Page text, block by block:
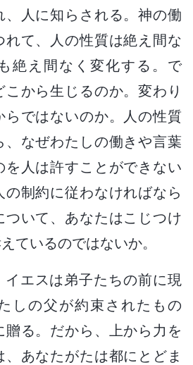
、人に知らされる。神の働
れて、人の性質は絶え間な
絶え間なく変化する。で
から生じるのか。変わり
らではないのか。人の性質
、なぜわたしの働きや言葉
を人は許すことができない
制約に従わなければなら
ついて、あなたはこじつけ
ているのではないか。
イエスは弟子たちの前に現
しの父が約束されたもの
贈る。だから、上から力を
あなたがたは都にとどま